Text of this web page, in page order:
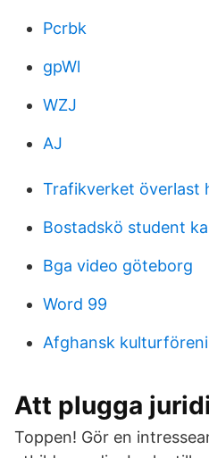
Pcrbk
gpWl
WZJ
AJ
Trafikverket överlast
Bostadskö student
Bga video göteborg
Word 99
Afghansk
Att plugga
Toppen! Gör en